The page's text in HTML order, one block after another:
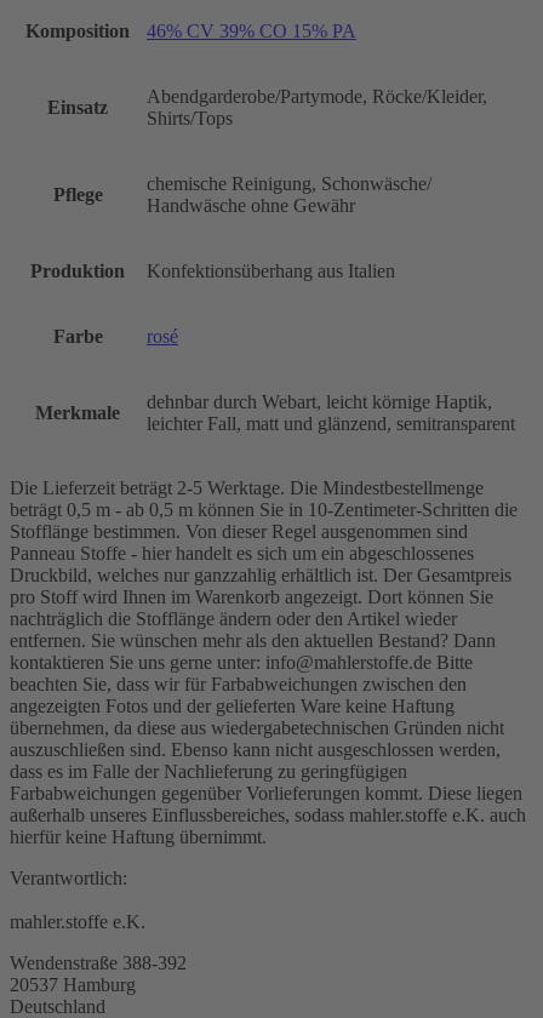
Komposition 46% CV 39% CO 15% PA
Einsatz
Abendgarderobe/Partymode, Röcke/Kleider,
Shirts/Tops
Pflege
chemische Reinigung, Schonwäsche/
Handwäsche ohne Gewähr
Produktion Konfektionsüberhang aus Italien
Farbe rosé
Merkmale
dehnbar durch Webart, leicht körnige Haptik,
leichter Fall, matt und glänzend, semitransparent
Die Lieferzeit beträgt 2-5 Werktage. Die Mindestbestellmenge
beträgt 0,5 m - ab 0,5 m können Sie in 10-Zentimeter-Schritten die
Stofflänge bestimmen. Von dieser Regel ausgenommen sind
Panneau Stoffe - hier handelt es sich um ein abgeschlossenes
Druckbild, welches nur ganzzahlig erhältlich ist. Der Gesamtpreis
pro Stoff wird Ihnen im Warenkorb angezeigt. Dort können Sie
nachträglich die Stofflänge ändern oder den Artikel wieder
entfernen. Sie wünschen mehr als den aktuellen Bestand? Dann
kontaktieren Sie uns gerne unter: info@mahlerstoffe.de Bitte
beachten Sie, dass wir für Farbabweichungen zwischen den
angezeigten Fotos und der gelieferten Ware keine Haftung
übernehmen, da diese aus wiedergabetechnischen Gründen nicht
auszuschließen sind. Ebenso kann nicht ausgeschlossen werden,
dass es im Falle der Nachlieferung zu geringfügigen
Farbabweichungen gegenüber Vorlieferungen kommt. Diese liegen
außerhalb unseres Einflussbereiches, sodass mahler.stoffe e.K. auch
hierfür keine Haftung übernimmt.
Verantwortlich:
mahler.stoffe e.K.
Wendenstraße 388-392
20537 Hamburg
Deutschland